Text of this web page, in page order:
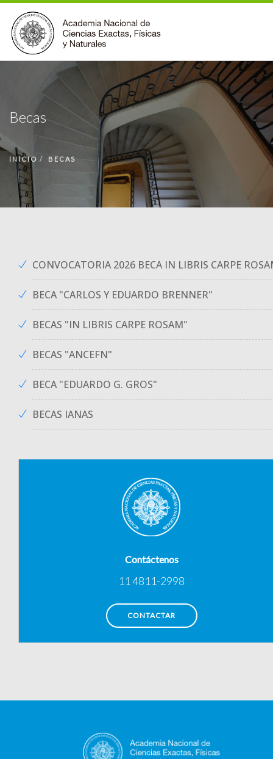
INSTITUCIONAL
PREMIOS
BIBLIOTECA
COMUNIDAD
VOLVER A LA PÁGINA INICIAL
BUSCAR EN ANCEFN
Becas
INICIO BECAS
CONVOCATORIA 2026 BECA IN LIBRIS CARPE
BECA "CARLOS Y EDUARDO BRENNER"
BECAS "IN LIBRIS CARPE ROSAM"
BECAS "ANCEFN"
BECA "EDUARDO G. GROS"
BECAS IANAS
Contáctenos
11 4811-2998
CONTACTAR